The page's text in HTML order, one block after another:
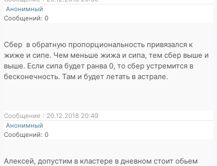
Анонимный
Сообщений: 0
Сбер в обратную пропорциональность привязался к
жиже и сипе. Чем меньше жижа и сипа, тем сбер выше и
выше. Если сипа будет ранва 0, то сбер устремится в
бесконечность. Там и будет летать в астрале.
Сообщение : 20.12.2018 20:49
Анонимный
Сообщений: 0
Алексей, допустим в кластере в дневном стоит обьем